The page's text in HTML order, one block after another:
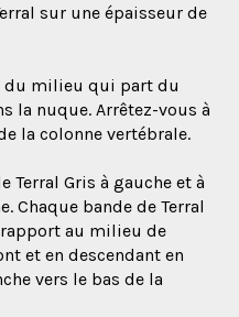
sur une épaisseur de
du milieu qui part du
la nuque. Arrêtez-vous à
la colonne vertébrale.
Terral Gris à gauche et à
Chaque bande de Terral
au milieu de
et en descendant en
vers le bas de la